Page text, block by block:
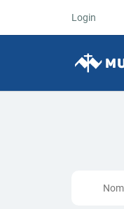
Login